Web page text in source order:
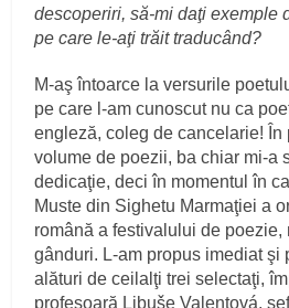
descoperiri, să-mi daţi exemple
pe care le-aţi trăit traducând?
M-aş întoarce la versurile
pe care l-am cunoscut nu ca
engleză, coleg de cancelarie! În
volume de poezii, ba chiar mi-a
dedicaţie, deci în momentul în
Muste din Sighetu Marmaţiei a
română a festivalului de poezie,
gânduri. L-am propus imediat şi
alături de ceilalţi trei selectaţi,
profesoară Libuše Valentová,